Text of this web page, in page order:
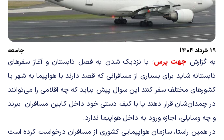
19 خرداد 1404 جامعه
به گزارش جهت پرس؛ با نزدیک شدن به فصل تابستان و آغاز سفرهای
تابستانه شاید برای بسیاری از مسافرانی که قصد دارند با هواپیما به شهر یا
کشورهای مختلف سفر کنند این سوال پیش بیاید که چه اقلامی را می‌توانند
در چمدان‌شان قرار دهند یا با کیف دستی خود داخل کابین مسافران ببرند
و چه وسایلی، اجازه ورود به داخل هواپیما ندارد.
در همین راستا، سازمان هواپیمایی کشوری از مسافران درخواست کرده است